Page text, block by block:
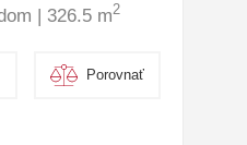
| 326.5 m2
Porovnať